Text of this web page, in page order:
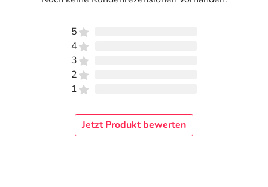
Raumes sowie das Beseitigen von Zündquellen. Caesar & Loretz GmbH,
Herderstr. 31, 40721 Hilden. Zu Risiken und Nebenwirkungen lesen Sie die
Packungsbeilage und fragen Sie Ihre Ärztin, Ihren Arzt oder in Ihrer Apotheke.
mit der Lösung eingerieben und 30 Sekunden lang feucht
5
4
3
2
1
Jetzt Produkt bewerten